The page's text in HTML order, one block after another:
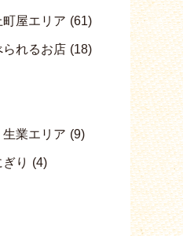
屋エリア (61)
れるお店 (18)
業エリア (9)
り (4)